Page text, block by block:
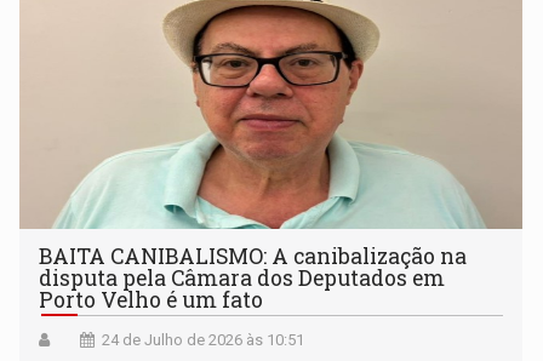
BAITA CANIBALISMO: A canibalização na
disputa pela Câmara dos Deputados em
Porto Velho é um fato
24 de Julho de 2026 às 10:51